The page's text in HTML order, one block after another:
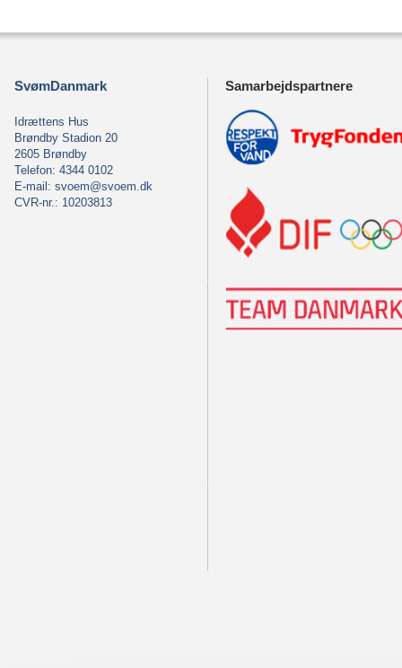
SvømDanmark
Idrættens Hus
Brøndby Stadion 20
2605 Brøndby
Telefon: 4344 0102
E-mail: svoem@svoem.dk
CVR-nr.: 10203813
Samarbejdspartnere